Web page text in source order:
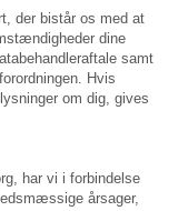
der bistår os med at
dine
samt
Hvis
om dig, gives
har vi i forbindelse
årsager,